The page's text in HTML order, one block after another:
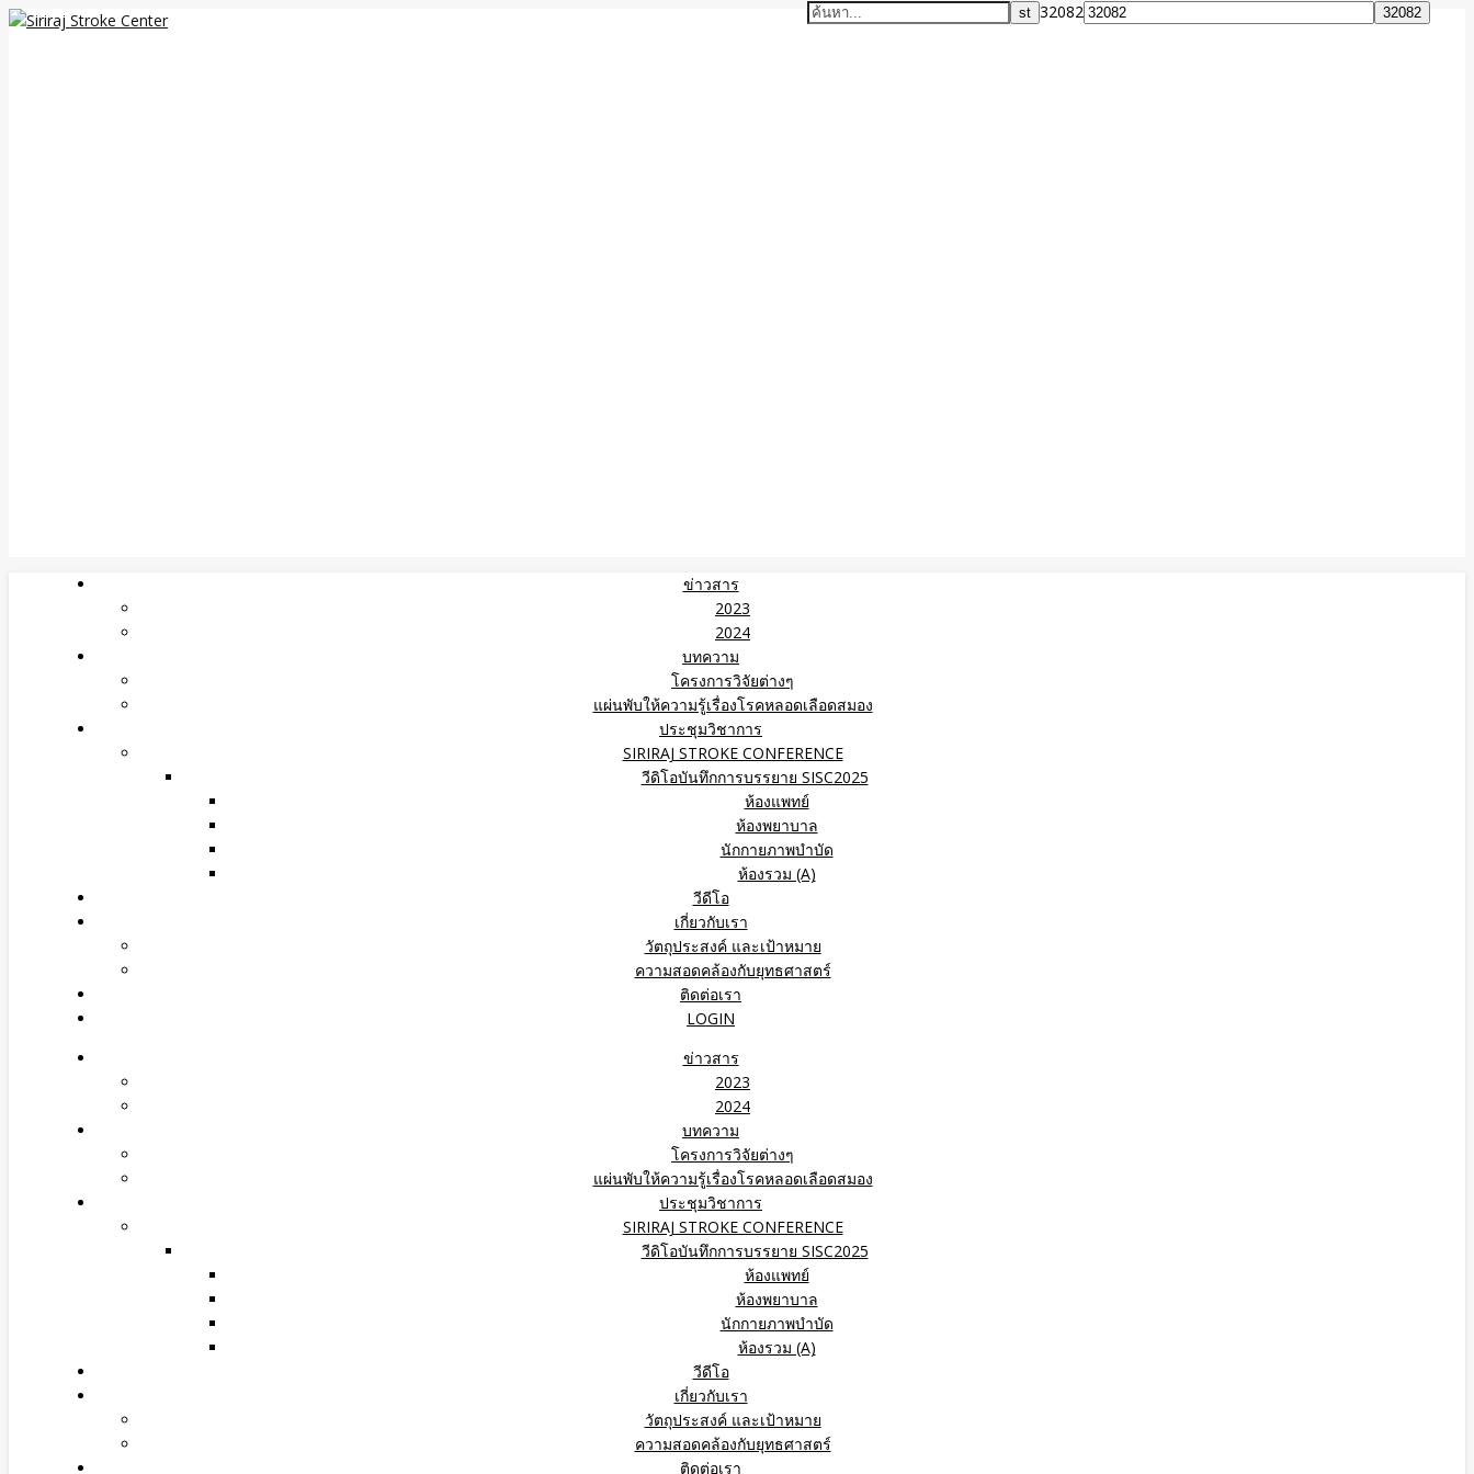
32082
ข่าวสาร
2023
2024
บทความ
โครงการวิจัยต่างๆ
แผ่นพับให้ความรู้เรื่องโรคหลอดเลือดสมอง
ประชุมวิชาการ
SIRIRAJ STROKE CONFERENCE
วีดิโอบันทึกการบรรยาย SISC2025
ห้องแพทย์
ห้องพยาบาล
นักกายภาพบำบัด
ห้องรวม (A)
วีดีโอ
เกี่ยวกับเรา
วัตถุประสงค์ และเป้าหมาย
ความสอดคล้องกับยุทธศาสตร์
ติดต่อเรา
LOGIN
ข่าวสาร
2023
2024
บทความ
โครงการวิจัยต่างๆ
แผ่นพับให้ความรู้เรื่องโรคหลอดเลือดสมอง
ประชุมวิชาการ
SIRIRAJ STROKE CONFERENCE
วีดิโอบันทึกการบรรยาย SISC2025
ห้องแพทย์
ห้องพยาบาล
นักกายภาพบำบัด
ห้องรวม (A)
วีดีโอ
เกี่ยวกับเรา
วัตถุประสงค์ และเป้าหมาย
ความสอดคล้องกับยุทธศาสตร์
ติดต่อเรา